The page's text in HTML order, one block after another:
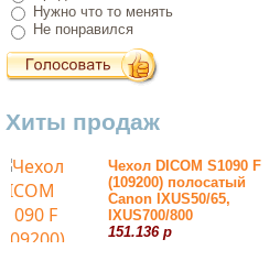
Нужно что то менять
Не понравился
Хиты продаж
Чехол DICOM S1090 F
(109200) полосатый
Canon IXUS50/65,
IXUS700/800
151.136 р